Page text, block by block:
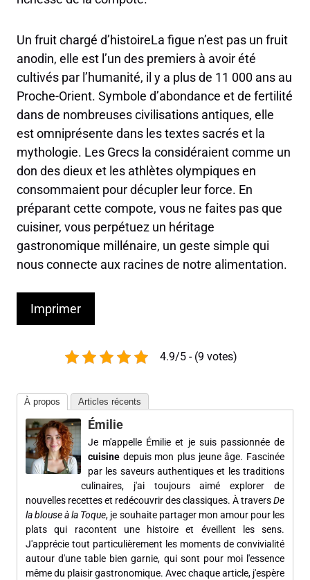
Un fruit chargé d’histoireLa figue n’est pas un fruit
anodin, elle est l’un des premiers à avoir été
cultivés par l’humanité, il y a plus de 11 000 ans au
Proche-Orient. Symbole d’abondance et de fertilité
dans de nombreuses civilisations antiques, elle
est omniprésente dans les textes sacrés et la
mythologie. Les Grecs la considéraient comme un
don des dieux et les athlètes olympiques en
consommaient pour décupler leur force. En
préparant cette compote, vous ne faites pas que
cuisiner, vous perpétuez un héritage
gastronomique millénaire, un geste simple qui
nous connecte aux racines de notre alimentation.
Imprimer
4.9/5 - (9 votes)
À propos Articles récents
Émilie
Je m'appelle Émilie et je suis passionnée de
cuisine depuis mon plus jeune âge. Fascinée
par les saveurs authentiques et les traditions
culinaires, j'ai toujours aimé explorer de
nouvelles recettes et redécouvrir des classiques. À traversDe
la blouse à la Toque, je souhaite partager mon amour pour les
plats qui racontent une histoire et éveillent les sens.
J'apprécie tout particulièrement les moments de convivialité
autour d'une table bien garnie, qui sont pour moi l'essence
même du plaisir gastronomique. Avec chaque article, j'espère